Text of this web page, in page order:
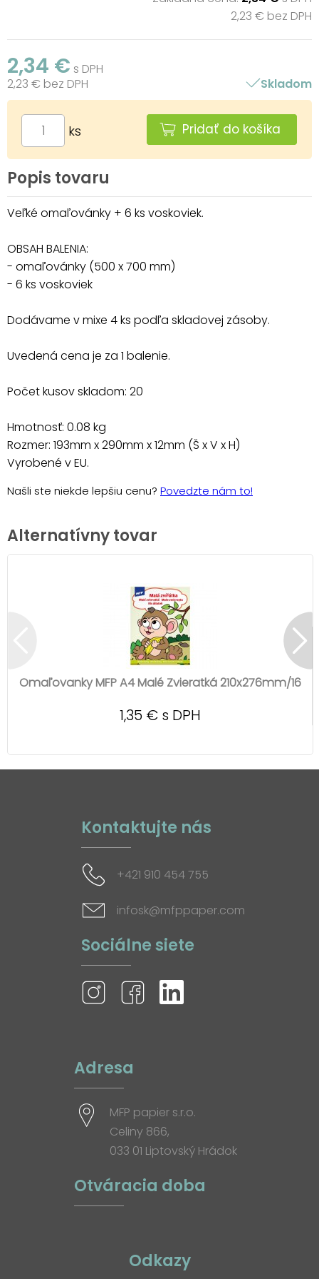
2,23 € bez DPH
2,34 € s DPH
2,23 € bez DPH
Skladom
ks Pridať do košíka
Popis tovaru
Veľké omaľovánky + 6 ks voskoviek.
OBSAH BALENIA:
- omaľovánky (500 x 700 mm)
- 6 ks voskoviek
Dodávame v mixe 4 ks podľa skladovej zásoby.
Uvedená cena je za 1 balenie.
Počet kusov skladom: 20
Hmotnosť: 0.08 kg
Rozmer: 193mm x 290mm x 12mm (Š x V x H)
Vyrobené v EU.
Našli ste niekde lepšiu cenu? Povedzte nám to!
Alternatívny tovar
Omaľovanky MFP A4 Malé Zvieratká 210x276mm/16
1,35 € s DPH
Kontaktujte nás
+421 910 454 755
infosk@mfppaper.com
Sociálne siete
Adresa
MFP papier s.r.o.
Celiny 866,
033 01 Liptovský Hrádok
Otváracia doba
Odkazy